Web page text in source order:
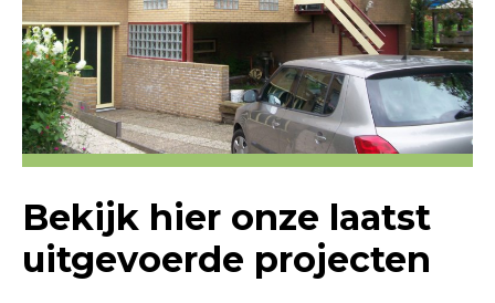
Bekijk hier onze laatst
uitgevoerde projecten